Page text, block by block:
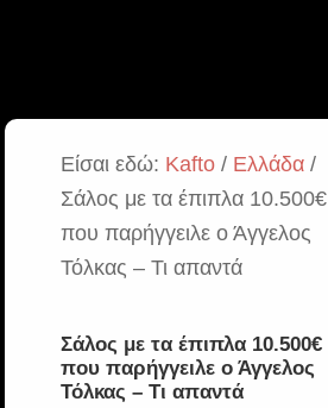
Είσαι εδώ: Kafto/ Ελλάδα/
Σάλος με τα έπιπλα 10.500€
που παρήγγειλε ο Άγγελος
Τόλκας – Τι απαντά
Σάλος με τα έπιπλα 10.500€
που παρήγγειλε ο Άγγελος
Τόλκας – Τι απαντά